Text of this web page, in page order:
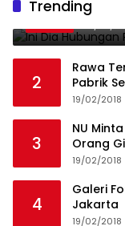
Trending
1
2
Rawa
Pabrik
19/02/2018
3
NU
Orang
19/02/2018
4
Galeri
Jakarta
19/02/2018